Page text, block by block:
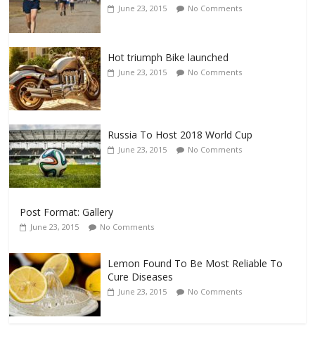
June 23, 2015 No Comments
Hot triumph Bike launched
June 23, 2015 No Comments
Russia To Host 2018 World Cup
June 23, 2015 No Comments
Post Format: Gallery
June 23, 2015 No Comments
Lemon Found To Be Most Reliable To
Cure Diseases
June 23, 2015 No Comments